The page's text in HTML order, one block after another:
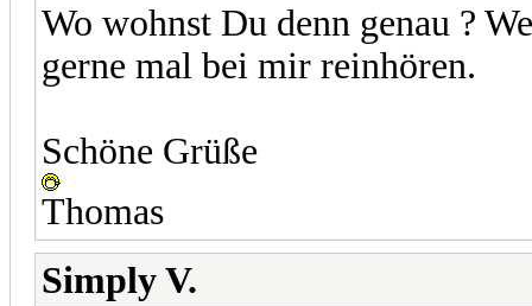
Wo wohnst Du denn genau ?
gerne mal bei mir reinhören.
Schöne Grüße
Thomas
Simply V.